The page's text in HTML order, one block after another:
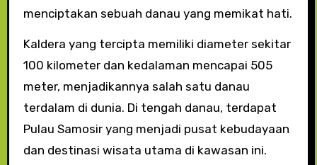
menciptakan sebuah danau yang memikat hati.
Kaldera yang tercipta memiliki diameter sekitar
100 kilometer dan kedalaman mencapai 505
meter, menjadikannya salah satu danau
terdalam di dunia. Di tengah danau, terdapat
Pulau Samosir yang menjadi pusat kebudayaan
dan destinasi wisata utama di kawasan ini.